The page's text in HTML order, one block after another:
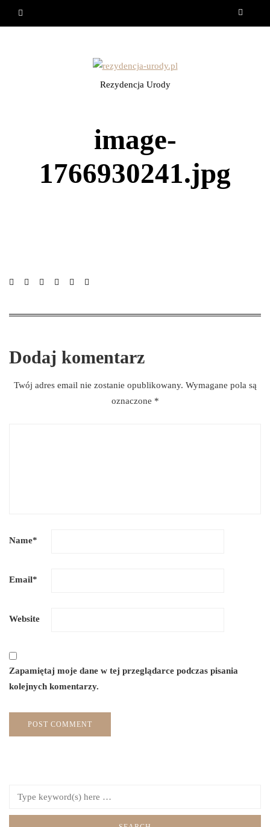
Rezydencja Urody
image-
1766930241.jpg
Dodaj komentarz
Twój adres email nie zostanie opublikowany. Wymagane pola są
oznaczone *
Name*
Email*
Website
Zapamiętaj moje dane w tej przeglądarce podczas pisania
kolejnych komentarzy.